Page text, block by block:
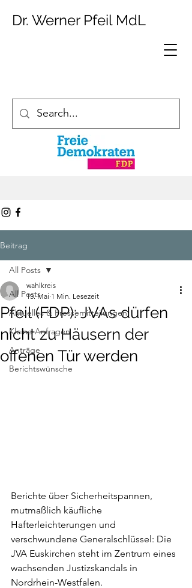
Dr. Werner Pfeil MdL
Beitrag
All Posts
Aktuelles & Pressemitteilungen
Kleine Anfragen
Anträge
Berichtswünsche
All Posts
Pfeil (FDP): JVAs dürfen
nicht zu Häusern der
offenen Tür werden
wahlkreis
15. Mai 1 Min. Lesezeit
Berichte über Sicherheitspannen,
mutmaßlich käufliche
Hafterleichterungen und
verschwundene Generalschlüssel: Die
JVA Euskirchen steht im Zentrum eines
wachsenden Justizskandals in
Nordrhein-Westfalen.